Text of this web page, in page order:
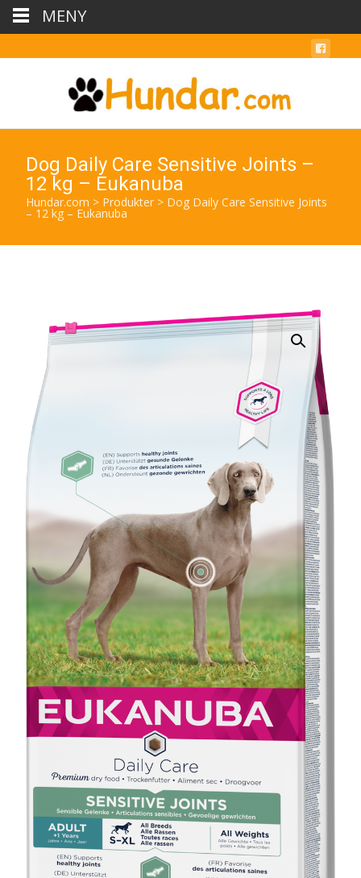
Dog Daily Care Sensitive Joints –
12 kg – Eukanuba
Hundar.com > Produkter > Dog Daily Care Sensitive Joints
– 12 kg – Eukanuba
MENY